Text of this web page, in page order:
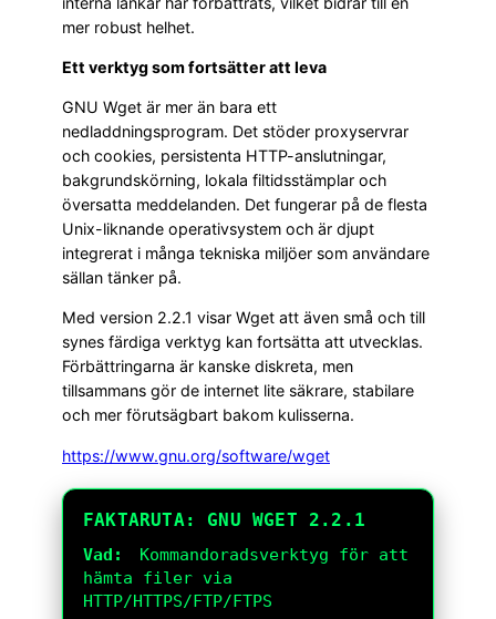
mer robust helhet.
Ett verktyg som fortsätter att leva
GNU Wget är mer än bara ett
nedladdningsprogram. Det stöder proxyservrar
och cookies, persistenta HTTP-anslutningar,
bakgrundskörning, lokala fil­tidsstämplar och
översatta meddelanden. Det fungerar på de flesta
Unix-liknande operativsystem och är djupt
integrerat i många tekniska miljöer som användare
sällan tänker på.
Med version 2.2.1 visar Wget att även små och till
synes färdiga verktyg kan fortsätta att utvecklas.
Förbättringarna är kanske diskreta, men
tillsammans gör de internet lite säkrare, stabilare
och mer förutsägbart bakom kulisserna.
https://www.gnu.org/software/wget
FAKTARUTA: GNU WGET 2.2.1
Vad:
Kommandoradsverktyg för att
hämta filer via
HTTP/HTTPS/FTP/FTPS